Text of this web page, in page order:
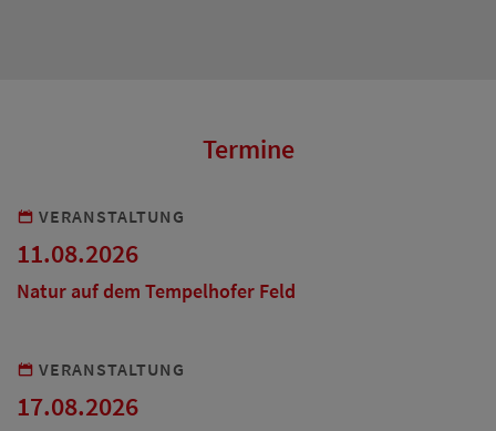
Termine
VERANSTALTUNG
11.08.2026
Natur auf dem Tempelhofer Feld
VERANSTALTUNG
17.08.2026